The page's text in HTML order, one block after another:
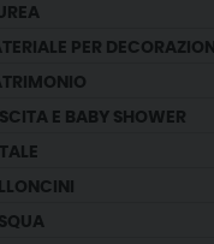
PER DECORAZIONI
E BABY SHOWER